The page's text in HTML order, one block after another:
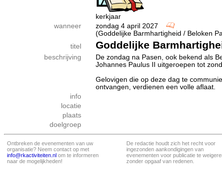
kerkjaar
wanneer
zondag 4 april 2027
(Goddelijke Barmhartigheid / Beloken
titel
Goddelijke
beschrijving
De zondag na Pasen, ook bekend als
Johannes Paulus II uitgeroepen tot
Gelovigen die op deze dag te
ontvangen, verdienen een volle aflaat.
info
locatie
plaats
doelgroep
Ontbreken de evenementen van uw
organisatie? Neem contact op met
info@rkactiviteiten.nl om te informeren
naar de mogelijkheden!
De redactie houdt zich het recht voor
ingezonden aankondigingen van
evenementen voor publicatie te
zonder opgaaf van redenen.